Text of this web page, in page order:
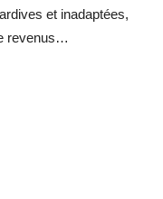
et inadaptées,
revenus…